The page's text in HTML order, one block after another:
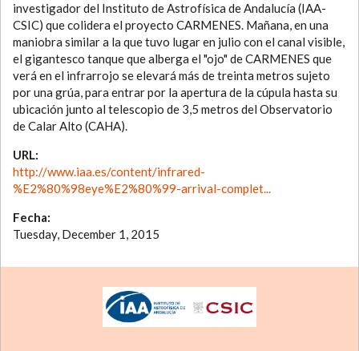
investigador del Instituto de Astrofísica de Andalucía (IAA-
CSIC) que colidera el proyecto CARMENES. Mañana, en una
maniobra similar a la que tuvo lugar en julio con el canal visible,
el gigantesco tanque que alberga el "ojo" de CARMENES que
verá en el infrarrojo se elevará más de treinta metros sujeto
por una grúa, para entrar por la apertura de la cúpula hasta su
ubicación junto al telescopio de 3,5 metros del Observatorio
de Calar Alto (CAHA).
URL:
http://www.iaa.es/content/infrared-
%E2%80%98eye%E2%80%99-arrival-complet...
Fecha:
Tuesday, December 1, 2015